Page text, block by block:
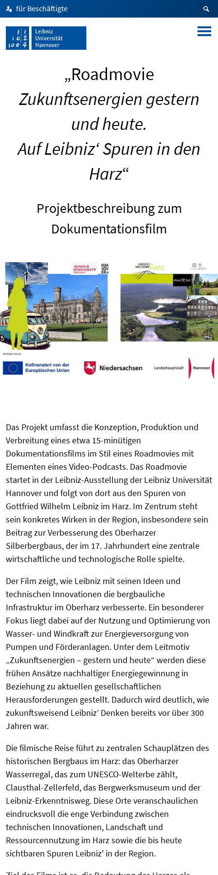
für Beschäftigte
„Roadmovie
Zukunftsenergien gestern
und heute.
Auf Leibniz‘ Spuren in den
Harz“
Projektbeschreibung zum
Dokumentationsfilm
Das Projekt umfasst die Konzeption, Produktion und
Verbreitung eines etwa 15-minütigen
Dokumentationsfilms im Stil eines Roadmovies mit
Elementen eines Video-Podcasts. Das Roadmovie
startet in der Leibniz-Ausstellung der Leibniz Universität
Hannover und folgt von dort aus den Spuren von
Gottfried Wilhelm Leibniz im Harz. Im Zentrum steht
sein konkretes Wirken in der Region, insbesondere sein
Beitrag zur Verbesserung des Oberharzer
Silberbergbaus, der im 17. Jahrhundert eine zentrale
wirtschaftliche und technologische Rolle spielte.
Der Film zeigt, wie Leibniz mit seinen Ideen und
technischen Innovationen die bergbauliche
Infrastruktur im Oberharz verbesserte. Ein besonderer
Fokus liegt dabei auf der Nutzung und Optimierung von
Wasser- und Windkraft zur Energieversorgung von
Pumpen und Förderanlagen. Unter dem Leitmotiv
„Zukunftsenergien – gestern und heute“ werden diese
frühen Ansätze nachhaltiger Energiegewinnung in
Beziehung zu aktuellen gesellschaftlichen
Herausforderungen gestellt. Dadurch wird deutlich, wie
zukunftsweisend Leibniz’ Denken bereits vor über 300
Jahren war.
Die filmische Reise führt zu zentralen Schauplätzen des
historischen Bergbaus im Harz: das Oberharzer
Wasserregal, das zum UNESCO-Welterbe zählt,
Clausthal-Zellerfeld, das Bergwerksmuseum und der
Leibniz-Erkenntnisweg. Diese Orte veranschaulichen
eindrucksvoll die enge Verbindung zwischen
technischen Innovationen, Landschaft und
Ressourcennutzung im Harz sowie die bis heute
sichtbaren Spuren Leibniz' in der Region.